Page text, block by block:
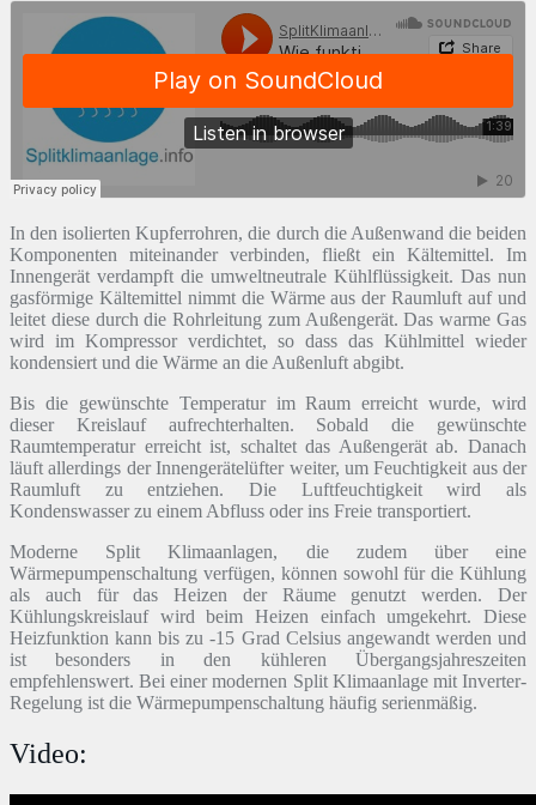
In den isolierten Kupferrohren, die durch die Außenwand die beiden
Komponenten miteinander verbinden, fließt ein Kältemittel. Im
Innengerät verdampft die umweltneutrale Kühlflüssigkeit. Das nun
gasförmige Kältemittel nimmt die Wärme aus der Raumluft auf und
leitet diese durch die Rohrleitung zum Außengerät. Das warme Gas
wird im Kompressor verdichtet, so dass das Kühlmittel wieder
kondensiert und die Wärme an die Außenluft abgibt.
Bis die gewünschte Temperatur im Raum erreicht wurde, wird
dieser Kreislauf aufrechterhalten. Sobald die gewünschte
Raumtemperatur erreicht ist, schaltet das Außengerät ab. Danach
läuft allerdings der Innengerätelüfter weiter, um Feuchtigkeit aus der
Raumluft zu entziehen. Die Luftfeuchtigkeit wird als
Kondenswasser zu einem Abfluss oder ins Freie transportiert.
Moderne Split Klimaanlagen, die zudem über eine
Wärmepumpenschaltung verfügen, können sowohl für die Kühlung
als auch für das Heizen der Räume genutzt werden. Der
Kühlungskreislauf wird beim Heizen einfach umgekehrt. Diese
Heizfunktion kann bis zu -15 Grad Celsius angewandt werden und
ist besonders in den kühleren Übergangsjahreszeiten
empfehlenswert. Bei einer modernen Split Klimaanlage mit Inverter-
Regelung ist die Wärmepumpenschaltung häufig serienmäßig.
Video: